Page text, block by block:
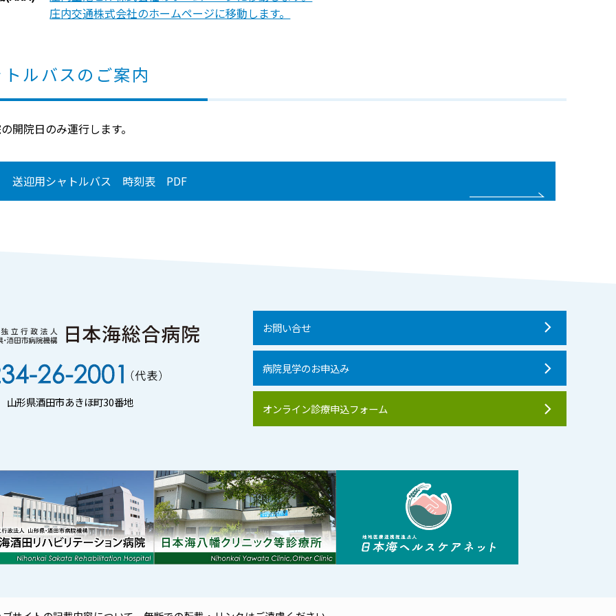
庄内交通株式会社のホームページに移動します。
ルバスのご案内
開院日のみ運行します。
送迎用シャトルバス 時刻表 PDF
形県酒田市あきほ町30番地
お問い合せ
病院見学のお申込み
オンライン診療申込フォーム